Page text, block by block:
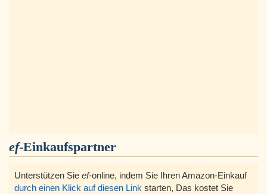
ef-Einkaufspartner
Unterstützen Sie ef-online, indem Sie Ihren Amazon-Einkauf
durch einen Klick auf diesen Link starten, Das kostet Sie